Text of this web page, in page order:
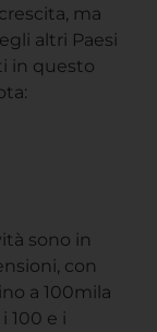
ma
altri Paesi
in questo
sono in
con
a 100mila
100 e i